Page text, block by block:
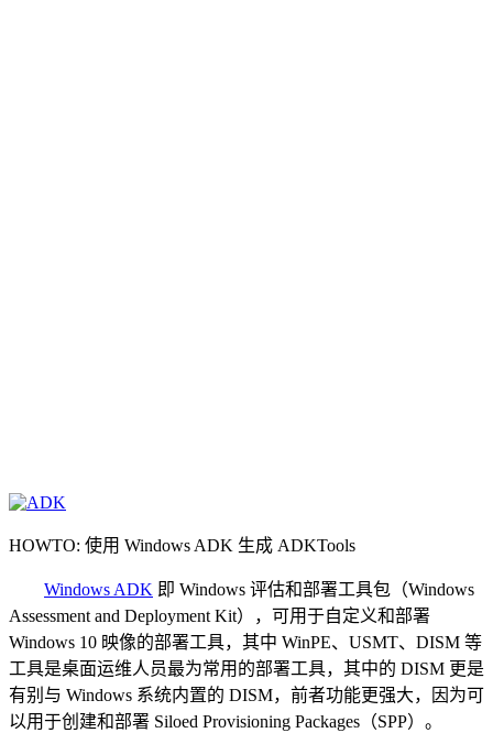
HOWTO: 使用 Windows ADK 生成 ADKTools
Windows ADK 即 Windows 评估和部署工具包（Windows
Assessment and Deployment Kit），可用于自定义和部署
Windows 10 映像的部署工具，其中 WinPE、USMT、DISM 等
工具是桌面运维人员最为常用的部署工具，其中的 DISM 更是
有别与 Windows 系统内置的 DISM，前者功能更强大，因为可
以用于创建和部署 Siloed Provisioning Packages（SPP）。